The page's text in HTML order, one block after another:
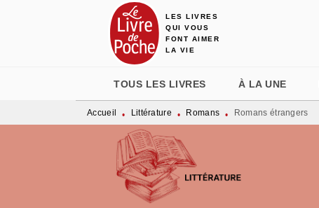
MENU RECHERCHE
LES LIVRES
QUI VOUS
FONT AIMER
LA VIE
TOUS LES LIVRES À LA UNE
Accueil • Littérature • Romans • Romans étrangers